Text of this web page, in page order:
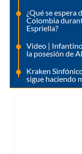
¿Qué se espera
Colombia
Espriella?
Video |
la posesión de
Kraken
sigue haciendo